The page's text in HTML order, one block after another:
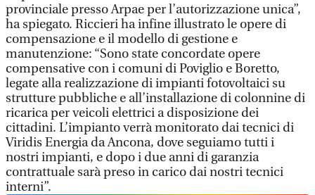
provinciale presso Arpae per l’autorizzazione unica”,
ha spiegato. Riccieri ha infine illustrato le opere di
compensazione e il modello di gestione e
manutenzione: “Sono state concordate opere
compensative con i comuni di Poviglio e Boretto,
legate alla realizzazione di impianti fotovoltaici su
strutture pubbliche e all’installazione di colonnine di
ricarica per veicoli elettrici a disposizione dei
cittadini. L’impianto verrà monitorato dai tecnici di
Viridis Energia da Ancona, dove seguiamo tutti i
nostri impianti, e dopo i due anni di garanzia
contrattuale sarà preso in carico dai nostri tecnici
interni”.